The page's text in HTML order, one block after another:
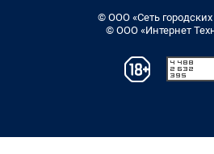
© ООО «Сеть городских
© ООО «Интернет